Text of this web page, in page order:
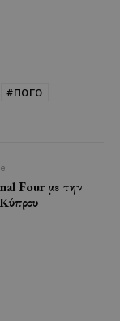
#ΠΟΓΟ
Four με την